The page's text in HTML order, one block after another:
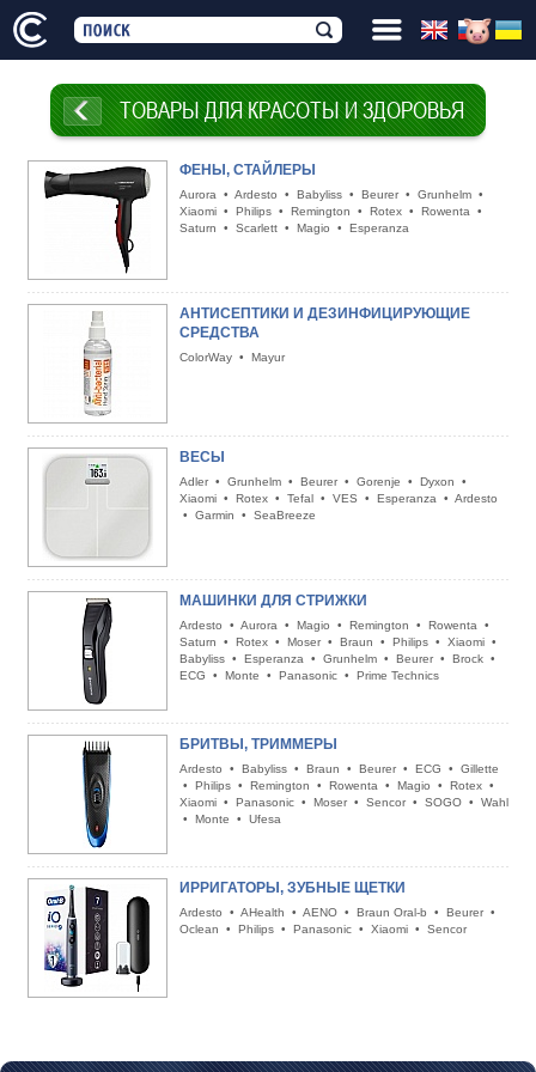
ТОВАРЫ ДЛЯ КРАСОТЫ И ЗДОРОВЬЯ
ФЕНЫ, СТАЙЛЕРЫ
Aurora • Ardesto • Babyliss• Beurer• Grunhelm•
Xiaomi• Philips• Remington • Rotex• Rowenta •
Saturn • Scarlett• Magio • Esperanza
АНТИСЕПТИКИ И ДЕЗИНФИЦИРУЮЩИЕ
СРЕДСТВА
ColorWay• Mayur
ВЕСЫ
Adler• Grunhelm• Beurer• Gorenje • Dyxon •
Xiaomi• Rotex• Tefal• VES • Esperanza • Ardesto
• Garmin • SeaBreeze
МАШИНКИ ДЛЯ СТРИЖКИ
Ardesto • Aurora • Magio • Remington • Rowenta •
Saturn • Rotex• Moser• Braun • Philips• Xiaomi•
Babyliss• Esperanza • Grunhelm• Beurer• Brock•
ECG • Monte • Panasonic• Prime Technics
БРИТВЫ, ТРИММЕРЫ
Ardesto • Babyliss• Braun • Beurer• ECG • Gillette
• Philips• Remington • Rowenta • Magio • Rotex•
Xiaomi• Panasonic• Moser• Sencor• SOGO• Wahl
• Monte • Ufesa
ИРРИГАТОРЫ, ЗУБНЫЕ ЩЕТКИ
Ardesto • AHealth • AENO• Braun Oral-b • Beurer•
Oclean • Philips• Panasonic• Xiaomi• Sencor